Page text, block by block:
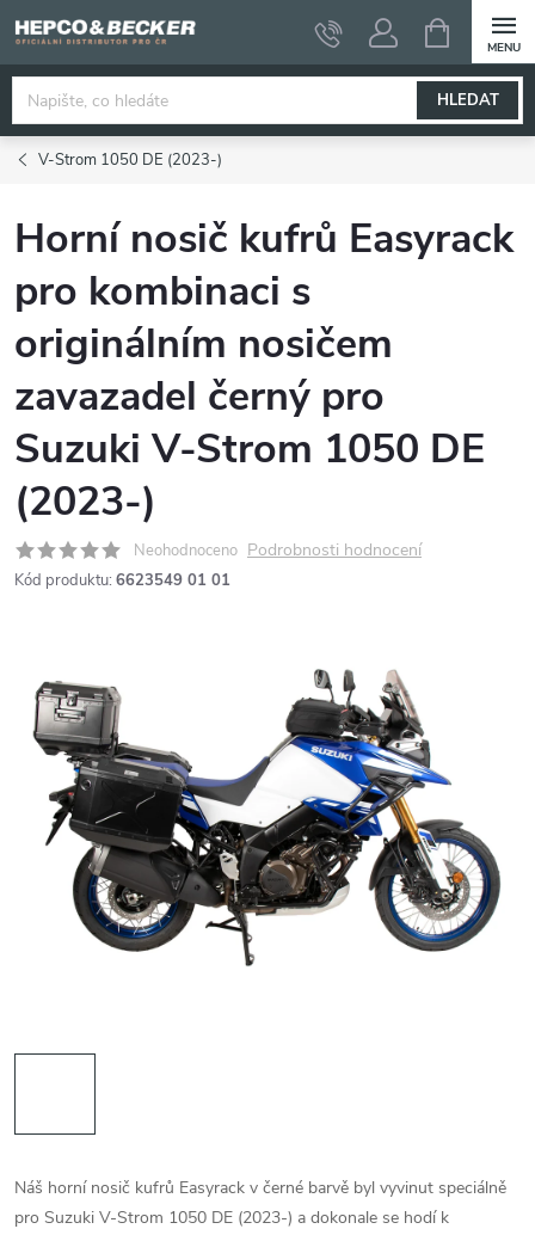
na
obsah
HLEDAT
NÁKUPNÍ
KOŠÍK
V-Strom 1050 DE (2023-)
Horní nosič kufrů Easyrack
pro kombinaci s
originálním nosičem
zavazadel černý pro
Suzuki V-Strom 1050 DE
(2023-)
Neohodnoceno Podrobnosti hodnocení
Kód produktu: 6623549 01 01
Náš horní nosič kufrů Easyrack v černé barvě byl vyvinut speciálně
pro Suzuki V-Strom 1050 DE (2023-) a dokonale se hodí k